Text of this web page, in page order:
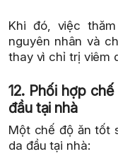
Khi đó, việc
nguyên nhân và
thay vì chỉ trị viêm
12. Phối hợp
đầu tại nhà
Một chế độ ăn tốt
da đầu tại nhà: